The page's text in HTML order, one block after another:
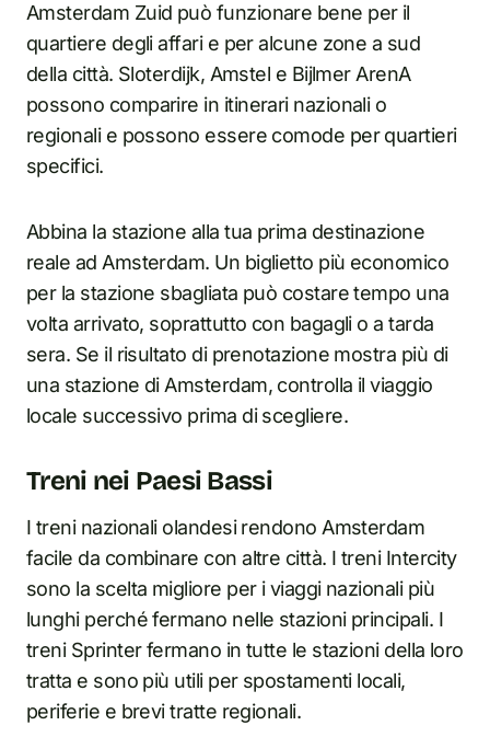
Amsterdam Zuid può funzionare bene per il
quartiere degli affari e per alcune zone a sud
della città. Sloterdijk, Amstel e Bijlmer ArenA
possono comparire in itinerari nazionali o
regionali e possono essere comode per quartieri
specifici.
Abbina la stazione alla tua prima destinazione
reale ad Amsterdam. Un biglietto più economico
per la stazione sbagliata può costare tempo una
volta arrivato, soprattutto con bagagli o a tarda
sera. Se il risultato di prenotazione mostra più di
una stazione di Amsterdam, controlla il viaggio
locale successivo prima di scegliere.
Treni nei Paesi Bassi
I treni nazionali olandesi rendono Amsterdam
facile da combinare con altre città. I treni Intercity
sono la scelta migliore per i viaggi nazionali più
lunghi perché fermano nelle stazioni principali. I
treni Sprinter fermano in tutte le stazioni della loro
tratta e sono più utili per spostamenti locali,
periferie e brevi tratte regionali.